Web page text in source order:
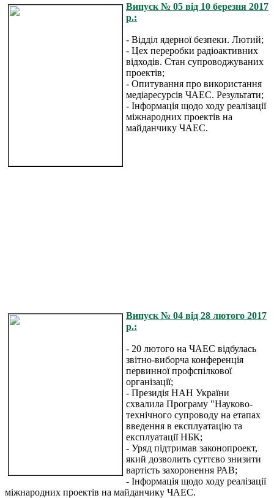
Випуск № 05 від 10 березня 2017
р.:
- Відділ ядерної безпеки. Лютий;
- Цех переробки радіоактивних
відходів. Стан супроводжуваних
проектів;
- Опитування про використання
медіаресурсів ЧАЕС. Результати;
- Інформація щодо ходу реалізації
міжнародних проектів на
майданчику ЧАЕС.
Випуск № 04 від 28 лютого 2017
р.:
- 20 лютого на ЧАЕС відбулась
звітно-виборча конференція
первинної профспілкової
організації;
- Президія НАН України
схвалила Програму "Науково-
технічного супроводу на етапах
введення в експлуатацію та
експлуатації НБК;
- Уряд підтримав законопроект,
який дозволить суттєво знизити
вартість захоронення РАВ;
- Інформація щодо ходу реалізації
міжнародних проектів на майданчику ЧАЕС.